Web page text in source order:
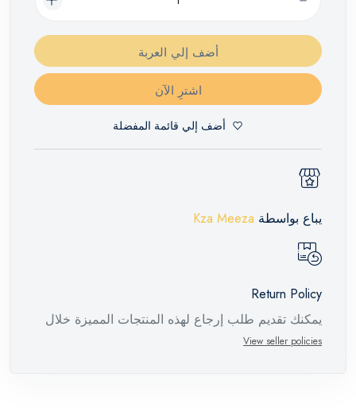
أضف إلي العربة
اشترِ الآن
أضف إلي قائمة المفضلة
يباع بواسطة Kza Meeza
Return Policy
يمكنك تقديم طلب إرجاع لهذه المنتجات المميزة خلال
View seller policies